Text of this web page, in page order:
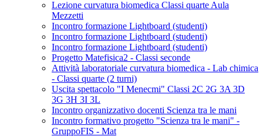
Lezione curvatura biomedica Classi quarte Aula
Mezzetti
Incontro formazione Lightboard (studenti)
Incontro formazione Lightboard (studenti)
Incontro formazione Lightboard (studenti)
Progetto Matefisica2 - Classi seconde
Attività laboratoriale curvatura biomedica - Lab chimica
- Classi quarte (2 turni)
Uscita spettacolo "I Menecmi" Classi 2C 2G 3A 3D
3G 3H 3I 3L
Incontro organizzativo docenti Scienza tra le mani
Incontro formativo progetto "Scienza tra le mani" -
GruppoFIS - Mat